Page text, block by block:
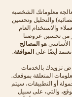
معلوماتك الشخصية
والتحليل وتحسين
والاستخدام العام
من تحسين عروضنا
الأساسي هوالمصالح
أيضًا علىالموافقة.
تزويدك بالخدمات
المتعلقة بموقعك.
أو التطبيقات، سيتم
والتي، على سبيل